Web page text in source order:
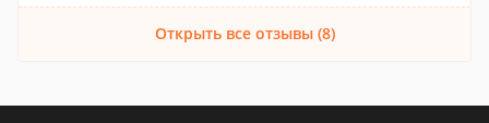
Открыть все отзывы (8)